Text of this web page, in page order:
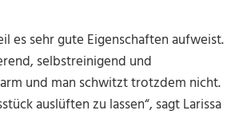
es sehr gute Eigenschaften aufweist.
selbstreinigend und
und man schwitzt trotzdem nicht.
auslüften zu lassen“, sagt Larissa